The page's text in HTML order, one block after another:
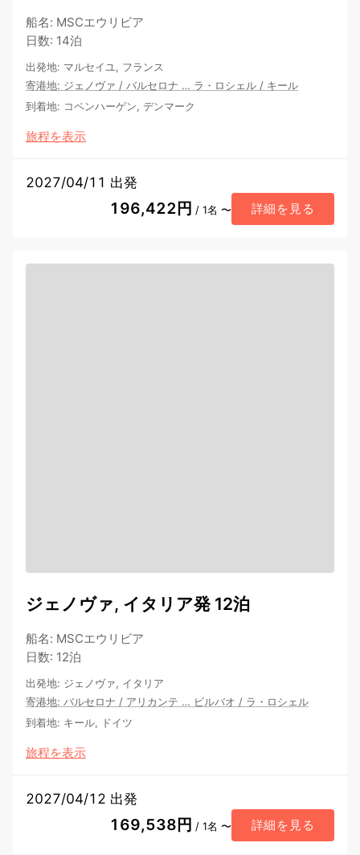
船名: MSCエウリビア
日数: 14泊
出発地: マルセイユ, フランス
寄港地: ジェノヴァ / バルセロナ … ラ・ロシェル / キール
到着地: コペンハーゲン, デンマーク
旅程を表示
2027/04/11 出発
196,422円 / 1名 〜 詳細を見る
ジェノヴァ, イタリア発 12泊
船名: MSCエウリビア
日数: 12泊
出発地: ジェノヴァ, イタリア
寄港地: バルセロナ / アリカンテ … ビルバオ / ラ・ロシェル
到着地: キール, ドイツ
旅程を表示
2027/04/12 出発
169,538円 / 1名 〜 詳細を見る